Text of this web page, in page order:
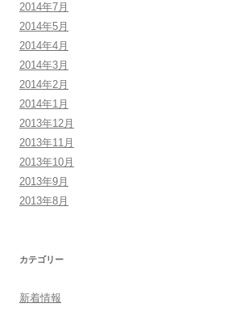
2014年7月
2014年5月
2014年4月
2014年3月
2014年2月
2014年1月
2013年12月
2013年11月
2013年10月
2013年9月
2013年8月
カテゴリー
新着情報